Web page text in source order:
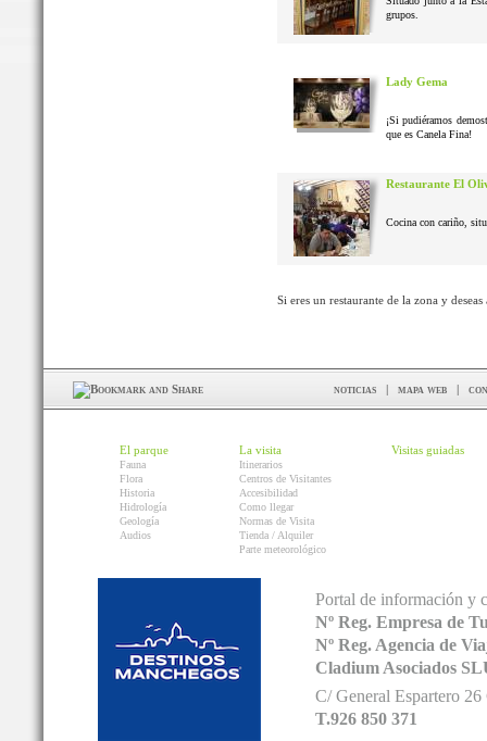
grupos.
Lady Gema
¡Si pudiéramos
que es Canela Fina!
Restaurante El
Cocina con cariño,
Si eres un restaurante de la zona y
noticias | mapa web |
El parque
Fauna
Flora
Historia
Hidrología
Geología
Audios
La visita
Itinerarios
Centros de Visitantes
Accesibilidad
Como llegar
Normas de Visita
Tienda / Alquiler
Parte meteorológico
Visitas guiadas
Portal de información y
Nº Reg. Empresa de
Nº Reg. Agencia de
Cladium Asociados
C/ General Espartero
T.926 850 371